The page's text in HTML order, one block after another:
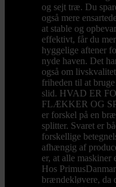
og sejt træ. Du
også mere
at stable og
effektivt, får du
hyggelige aftener
nyde haven. Det
også om
friheden til at
slid. HVAD ER
FLÆKKER OG
er forskel på en
splitter. Svaret er
forskellige
afhængig af
er, at alle
Hos
brændekløvere, da